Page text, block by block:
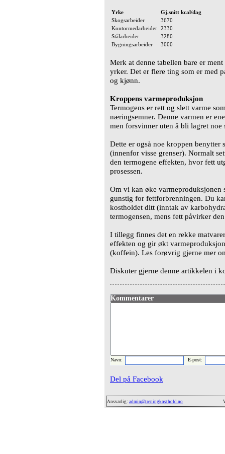
Yrke
Gj.snitt kcal/dag
Skogsarbeider
3670
Kontormedarbeider 2330
Stålarbeider
3280
Bygningsarbeider
3000
Merk at denne tabellen bare er
yrker. Det er flere ting som er med
og kjønn.
Kroppens varmeproduksjon
Termogens er rett og slett varme
næringsemner. Denne varmen er
men forsvinner uten å bli lagret
Dette er også noe kroppen benytter
(innenfor visse grenser). Normalt
den termogene effekten, hvor fett
prosessen.
Om vi kan øke
gunstig for fettforbrenningen. Du
kostholdet ditt (inntak av
termogensen, mens fett påvirker
I tillegg finnes det en rekke
effekten og gir økt
(koffein). Les forøvrig gjerne mer
Diskuter gjerne denne artikkelen i
Kommentarer
Navn: E-post:
Del på Facebook
Ansvarlig: admin@treningkosthold.no